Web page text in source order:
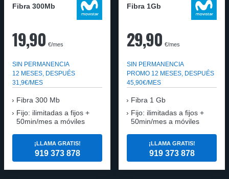
Fibra 300Mb
19,90 €/mes
SIN PERMANENCIA
12 MESES, DESPUÉS
31,9€/MES
Fibra 300 Mb
Fijo: ilimitadas a fijos +
50min/mes a móviles
¡LLAMA GRATIS!
919 373 878
Fibra 1Gb
29,90 €/mes
SIN PERMANENCIA
PROMO 12 MESES, DESPUÉS
45,90€/MES
Fibra 1 Gb
Fijo: ilimitadas a fijos +
50min/mes a móviles
¡LLAMA GRATIS!
919 373 878